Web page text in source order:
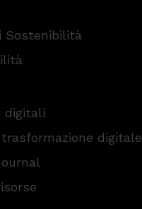
Sostenibilità
digitali
digitale